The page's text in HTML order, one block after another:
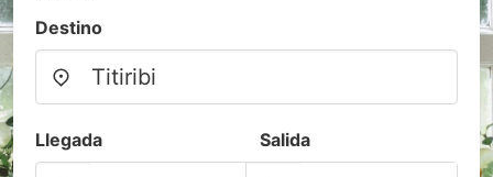
Destino
Llegada Salida